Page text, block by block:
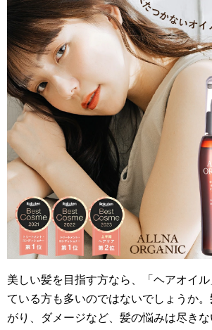
美しい髪を目指す方なら、「ヘアオイ
ている方も多いのではないでしょうか
がり、ダメージなど、髪の悩みは尽き